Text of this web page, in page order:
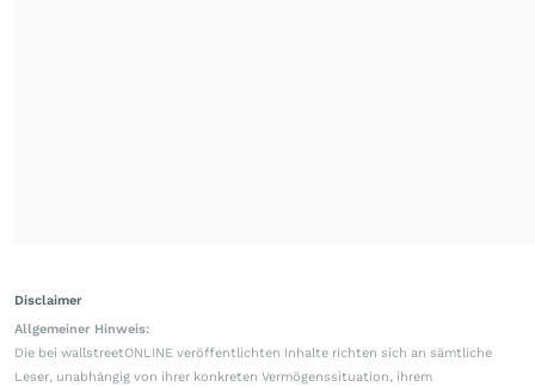
Disclaimer
Allgemeiner Hinweis:
Die bei wallstreetONLINE veröffentlichten Inhalte richten sich an sämtliche
Leser, unabhängig von ihrer konkreten Vermögenssituation, ihrem